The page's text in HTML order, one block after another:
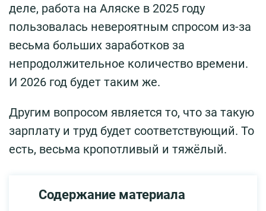
деле, работа на Аляске в 2025 году
пользовалась невероятным спросом из-за
весьма больших заработков за
непродолжительное количество времени.
И 2026 год будет таким же.
Другим вопросом является то, что за такую
зарплату и труд будет соответствующий. То
есть, весьма кропотливый и тяжёлый.
Содержание материала